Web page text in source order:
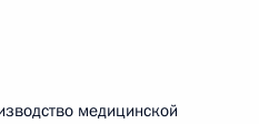
медицинской